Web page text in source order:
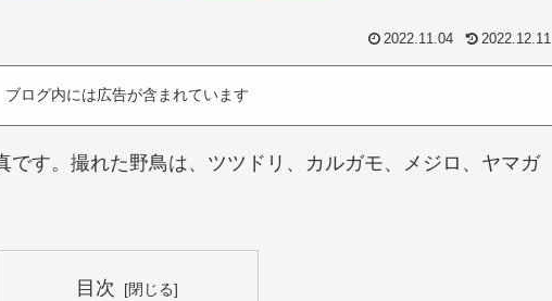
2022.11.04 2022.12.11
ブログ内には広告が含まれています
です。撮れた野鳥は、ツツドリ、カルガモ、メジロ、ヤマガ
目次